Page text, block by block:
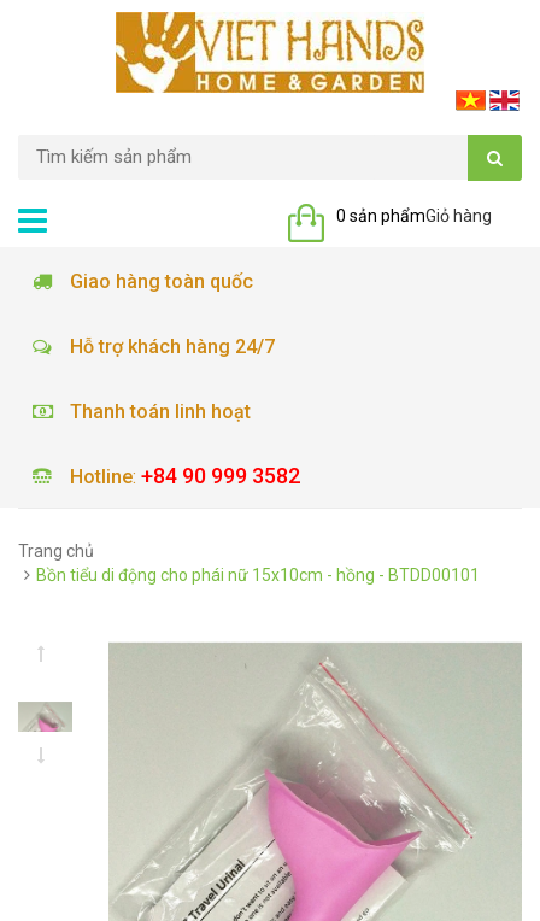
Giỏ hàng
0 sản phẩm
Giao hàng toàn quốc
Hỗ trợ khách hàng 24/7
Thanh toán linh hoạt
Hotline: +84 90 999 3582
Trang chủ
Bồn tiểu di động cho phái nữ 15x10cm - hồng - BTDD00101